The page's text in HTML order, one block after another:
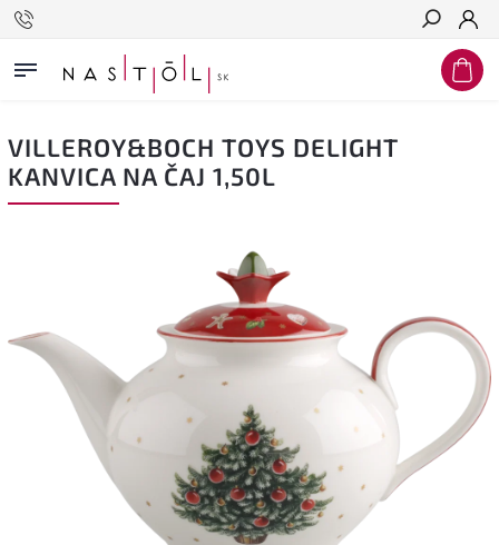
Hľadať
VILLEROY&BOCH TOYS DELIGHT
KANVICA NA ČAJ 1,50L